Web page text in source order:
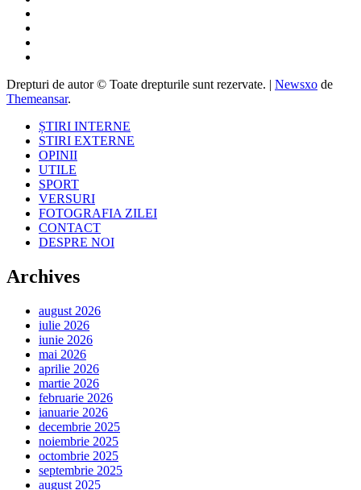
Drepturi de autor © Toate drepturile sunt rezervate. | Newsxo de
Themeansar.
ȘTIRI INTERNE
STIRI EXTERNE
OPINII
UTILE
SPORT
VERSURI
FOTOGRAFIA ZILEI
CONTACT
DESPRE NOI
Archives
august 2026
iulie 2026
iunie 2026
mai 2026
aprilie 2026
martie 2026
februarie 2026
ianuarie 2026
decembrie 2025
noiembrie 2025
octombrie 2025
septembrie 2025
august 2025